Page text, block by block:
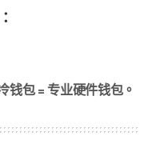
钱包 = 专业硬件钱包。